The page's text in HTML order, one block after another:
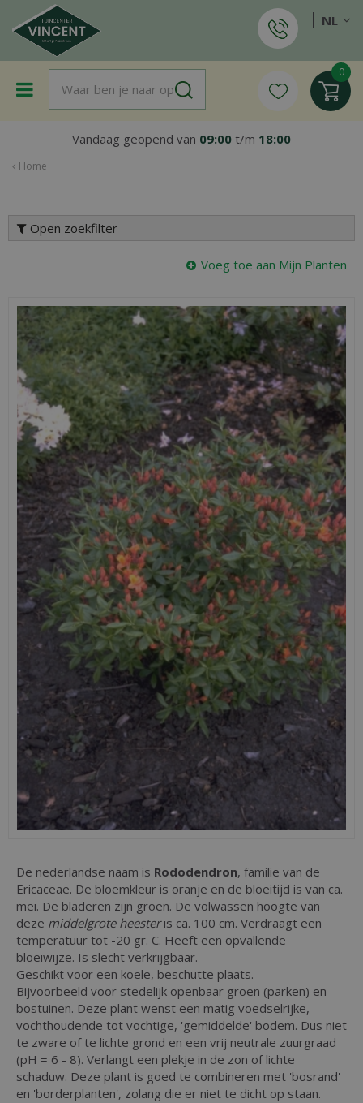
a
Home
Vandaag geopend van 09:00 t/m 18:00
NL
Open zoekfilter
Voeg toe aan Mijn Planten
De nederlandse naam is Rododendron, familie van de
Ericaceae. De bloemkleur is oranje en de bloeitijd is van ca.
mei. De bladeren zijn groen. De volwassen hoogte van
deze middelgrote heesteris ca. 100 cm. Verdraagt een
temperatuur tot -20 gr. C. Heeft een opvallende
bloeiwijze. Is slecht verkrijgbaar.
Geschikt voor een koele, beschutte plaats.
Bijvoorbeeld voor stedelijk openbaar groen (parken) en
bostuinen. Deze plant wenst een matig voedselrijke,
vochthoudende tot vochtige, 'gemiddelde' bodem. Dus niet
te zware of te lichte grond en een vrij neutrale zuurgraad
(pH = 6 - 8). Verlangt een plekje in de zon of lichte
schaduw. Deze plant is goed te combineren met 'bosrand'
en 'borderplanten', zolang die er niet te dicht op staan.